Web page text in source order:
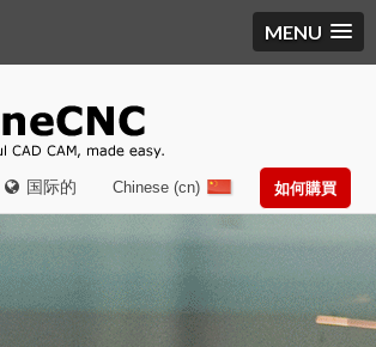
MENU
国际的 如何購買
Chinese (cn)